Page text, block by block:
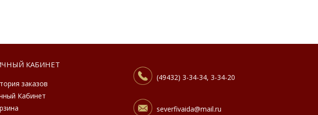
КАБИНЕТ
заказов
Кабинет
(49432) 3-34-34, 3-34-20
severfivaida@mail.ru